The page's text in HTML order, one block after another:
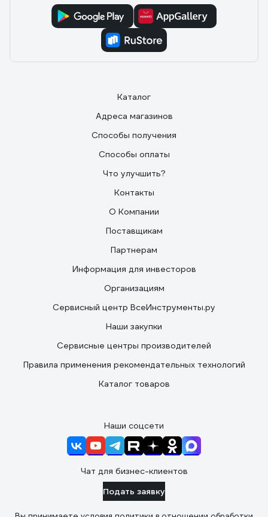
Каталог
Адреса магазинов
Способы получения
Способы оплаты
Что улучшить?
Контакты
О Компании
Поставщикам
Партнерам
Информация для инвесторов
Организациям
Сервисный центр ВсеИнструменты.ру
Наши закупки
Сервисные центры производителей
Правила применения рекомендательных технологий
Каталог товаров
Наши соцсети
Чат для бизнес-клиентов
Подать заявку